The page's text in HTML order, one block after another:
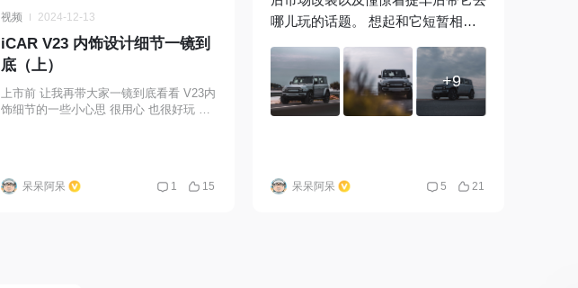
需要那么大的一台车 而需要更多各
自的独立空间 甚至我在想过几年后
两个娃是不是已经开始不愿意和我们
自驾出门旅游 而是和自己的同学朋
友相聚 那个时候的我们 需要的是回
或许就不该在这里
@逗爸逗
视频 2024-12-13
iCAR V23 内饰设计细节一镜到
底（上）
上市前 让我再带大家一镜到底看看 V23内
饰细节的一些小心思 很用心 也很好玩 @
呆呆阿呆 1 15
哪儿玩的话题。 想起和它短暂相处
走的“旅行”，在上市之前，跟随我的
照片 我们再来熟悉一下这台设计感
十足，细节满满的大玩具吧！ 我一
近乎 1:1 的宽高比，1.9 米的宽体与
+9
呆呆阿呆 5 21